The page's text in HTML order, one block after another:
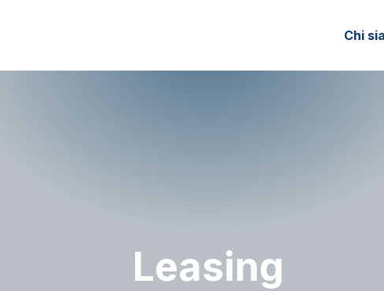
Chi
Leasing